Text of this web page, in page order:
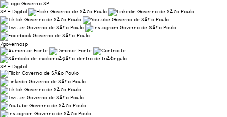
SP + Digital
/governosp
SP + Digital